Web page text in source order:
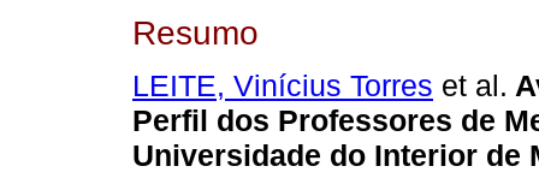
Resumo
LEITE, Vinícius Torres et al.
Perfil dos Professores de
Universidade do Interior de